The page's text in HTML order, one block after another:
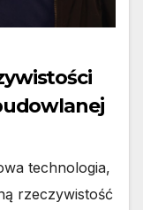
technologia,
rzeczywistość